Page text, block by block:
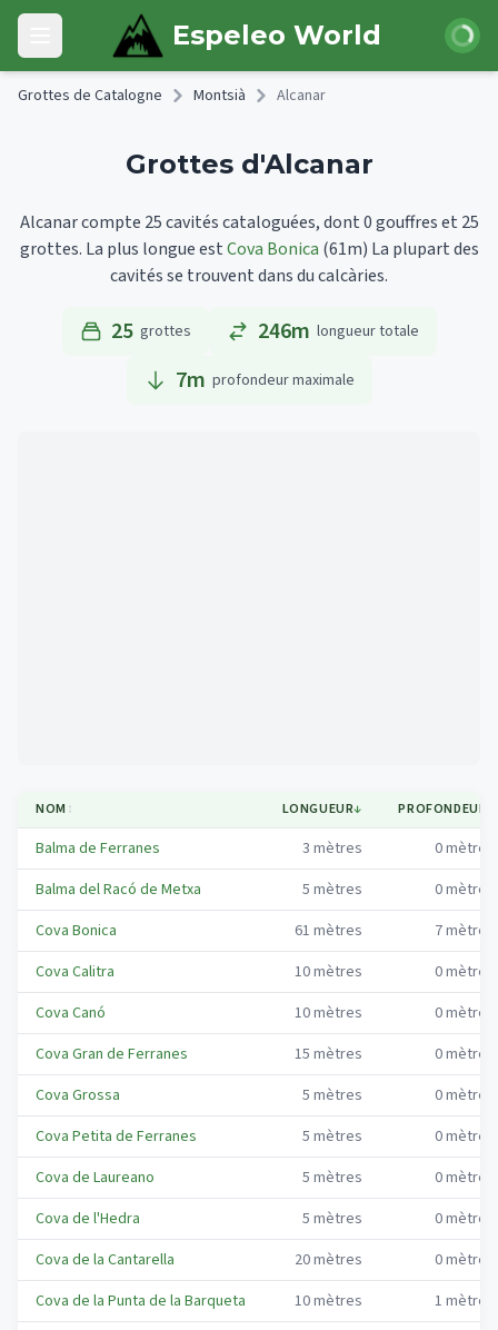
Skip to main content
Open main menu Espeleo World
Grottes de Catalogne Montsià Alcanar
Grottes d'Alcanar
Alcanar compte 25 cavités cataloguées, dont 0 gouffres et 25
grottes. La plus longue estCova Bonica (61m) La plupart des
cavités se trouvent dans du calcàries.
25 grottes 246m longueur totale
7m profondeur maximale
NOM ↕ LONGUEUR↓ PROFONDEUR
Balma de Ferranes 3 mètres 0mètres
Balma del Racó de Metxa
5 mètres 0mètres
Cova Bonica
61 mètres 7mètres
Cova Calitra
10mètres 0mètres
Cova Canó
10mètres 0mètres
Cova Gran de Ferranes
15 mètres 0mètres
Cova Grossa
5 mètres 0mètres
Cova Petita de Ferranes
5 mètres 0mètres
Cova de Laureano
5 mètres 0mètres
Cova de l'Hedra
5 mètres 0mètres
Cova de la Cantarella
20mètres 0mètres
Cova de la Punta de la Barqueta
10mètres 1 mètres